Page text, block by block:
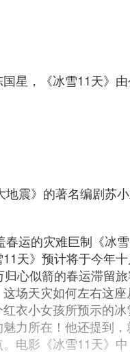
国星，《冰雪11天》
震》的著名编剧苏小
运的灾难巨制《冰
天》预计将于今年
心似箭的春运滞留
场天灾如何左右这
衣小女孩所预示的
力所在！他还提到
电影《冰雪11天》